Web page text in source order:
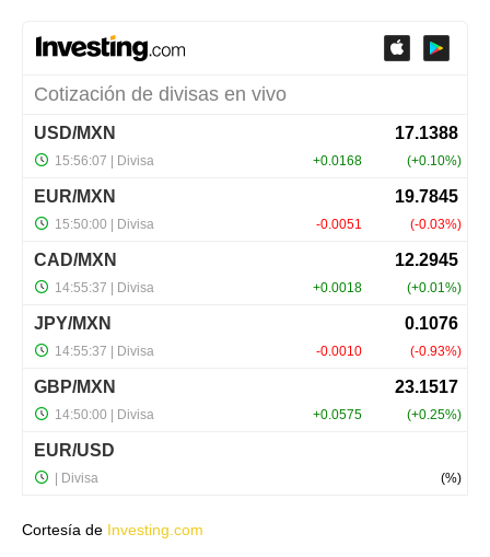
Cortesía de Investing.com